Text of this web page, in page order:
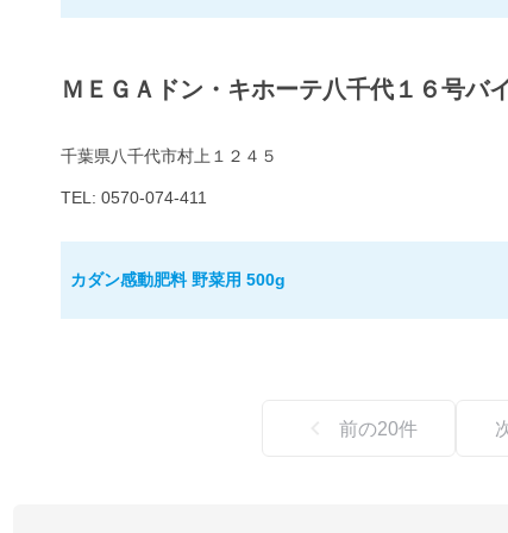
ＭＥＧＡドン・キホーテ八千代１６号バ
千葉県八千代市村上１２４５
TEL: 0570-074-411
カダン感動肥料 野菜用 500g
前の20件